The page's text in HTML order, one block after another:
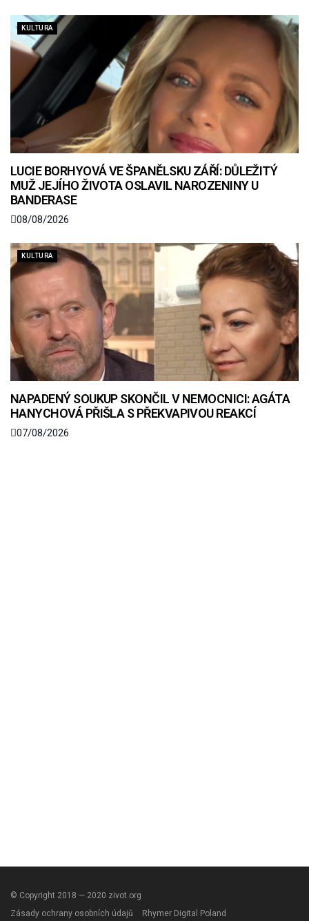
KULTURA
LUCIE BORHYOVÁ VE ŠPANĚLSKU ZÁŘÍ: DŮLEŽITÝ
MUŽ JEJÍHO ŽIVOTA OSLAVIL NAROZENINY U
BANDERASE
08/08/2026
KULTURA
NAPADENÝ SOUKUP SKONČIL V NEMOCNICI: AGÁTA
HANYCHOVÁ PŘIŠLA S PŘEKVAPIVOU REAKCÍ
07/08/2026
© Copyright 2018 — 2020 zivot.org
Zásady ochrany osobních údajů
Rhymer Digital Poland